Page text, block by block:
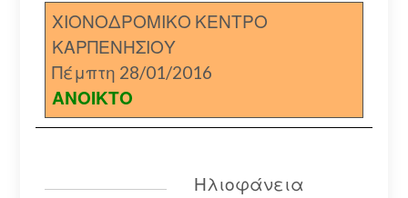
ΧΙΟΝΟΔΡΟΜΙΚΟ ΚΕΝΤΡΟ
ΚΑΡΠΕΝΗΣΙΟΥ
Πέμπτη 28/01/2016
ΑΝΟΙΚΤΟ
Ηλιοφάνεια